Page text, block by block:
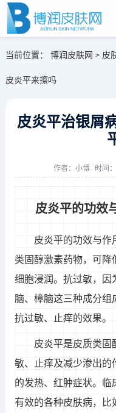
当前位置： 博润皮肤网 > 皮
皮炎平来擦吗
皮炎平治银屑
作者： 小博 时间
皮炎平的功效
皮炎平的功效与作
类固醇激素药物，可降
细胞浸润。抗过敏，因
脑、樟脑这三种成分组
抗过敏、止痒的效果。
皮炎平是皮质类固
敏、止痒及减少渗出的
的发热、红肿症状。临
有效的各种皮肤病，比